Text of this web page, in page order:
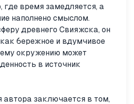
где время замедляется, а
наполнено смыслом.
древнего Свияжска, он
бережное и вдумчивое
окружению может
в источник
автора заключается в том,